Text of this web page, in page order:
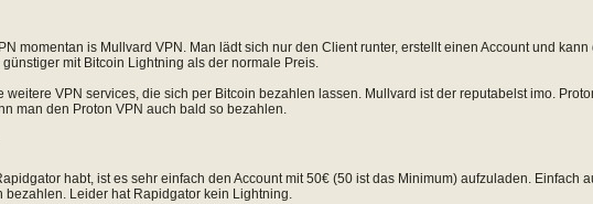
momentan is Mullvard VPN. Man lädt sich nur den Client runter, erstellt einen Account und
mit Bitcoin Lightning als der normale Preis.
weitere VPN services, die sich per Bitcoin bezahlen lassen. Mullvard ist der reputabelst imo.
man den Proton VPN auch bald so bezahlen.
habt, ist es sehr einfach den Account mit 50€ (50 ist das Minimum) aufzuladen. Einfach
bezahlen. Leider hat Rapidgator kein Lightning.